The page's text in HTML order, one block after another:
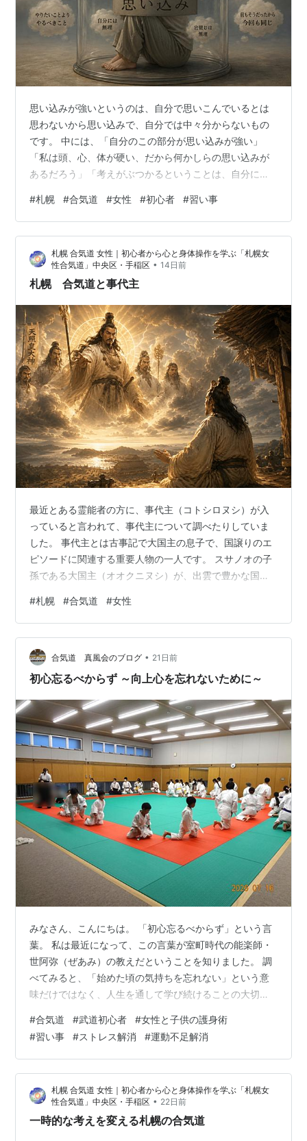
思い込みが強いというのは、自分で思いこんでいるとは
思わないから思い込みで、自分では中々分からないもの
です。 中には、「自分のこの部分が思い込みが強い」
「私は頭、心、体が硬い、だから何かしらの思い込みが
あるだろう」「考えがぶつかるということは、自分に思
思い込みを見つけ出そうとする人もいるかもしれません
が、それは余程自分を客観視できる人で、そういう人は
余りいないでしょう。 また思い込みが強かったとして
も、周りの人は「そうなんですね」などと言って、指摘
されることはまずありません。 逆に誰か周りで思い込み
が強い人や、この人は何か一人で思い込んでいるな…
#札幌 #合気道 #女性 #初心者 #習い事
札幌 合気道 女性｜初心者から心と身体操作を学ぶ「札幌女
性合気道」中央区・手稲区 • 14日前
札幌 合気道と事代主
最近とある霊能者の方に、事代主（コトシロヌシ）が入
っていると言われて、事代主について調べたりしていま
した。 事代主とは古事記で大国主の息子で、国譲りのエ
ピソードに関連する重要人物の一人です。 スサノオの子
孫である大国主（オオクニヌシ）が、出雲で豊かな国を
するから、国を譲るよう出雲に使者を送っていました。
しかし使者は中々帰って来なく、出雲で仲良くやってい
るものだから、最後に逆さに立てた剣（とつかのつる
ぎ）の切っ先に、胡坐で座ることも出来てしまう、最強
の武神タケミカズチを送ります。 タケミカズチに迫られ
#札幌 #合気道 #女性
合気道 真風会のブログ • 21日前
初心忘るべからず ～向上心を忘れないために～
みなさん、こんにちは。 「初心忘るべからず」という言
葉。 私は最近になって、この言葉が室町時代の能楽師・
世阿弥（ぜあみ）の教えだということを知りました。 調
べてみると、「始めた頃の気持ちを忘れない」という意
味だけではなく、人生を通して学び続けることの大切さ
の初心」があると説いています。 是非（ぜひ）の初心 未
熟だった自分を忘れない。 誰もが最初は思うようにでき
ず、失敗を重ねながら少しずつ前へ進んでいきます。 合
気道でも、受け身一つ、技一つとっても思うようにでき
なかった頃を思い出します。 その頃の自分を忘れずにい
ると、「まだまだ学ぶことがある」…
#合気道 #武道初心者 #女性と子供の護身術
#習い事 #ストレス解消 #運動不足解消
札幌 合気道 女性｜初心者から心と身体操作を学ぶ「札幌女
性合気道」中央区・手稲区 • 22日前
一時的な考えを変える札幌の合気道